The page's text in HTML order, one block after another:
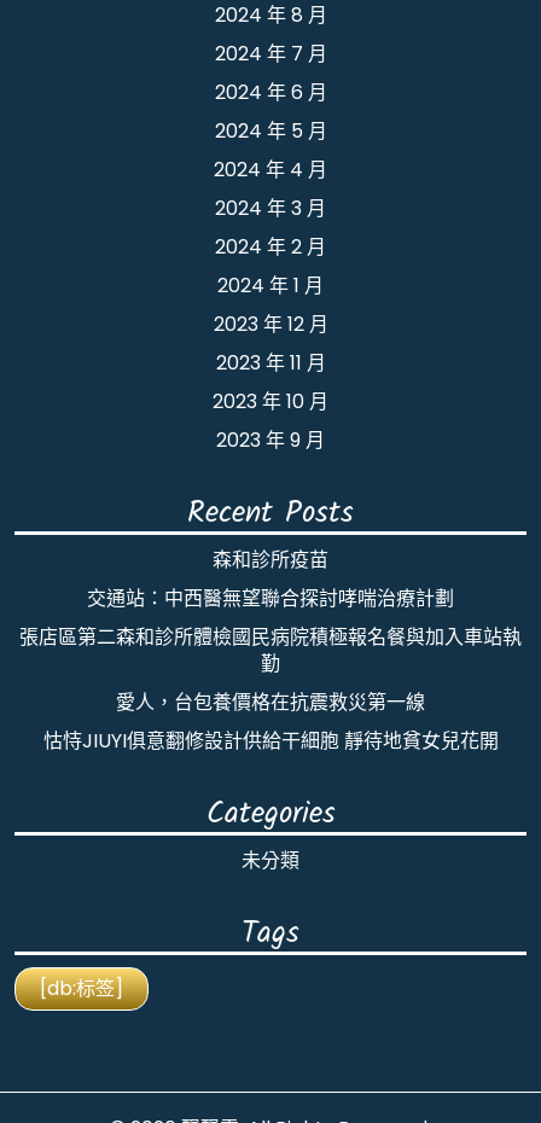
2024 年 8 月
2024 年 7 月
2024 年 6 月
2024 年 5 月
2024 年 4 月
2024 年 3 月
2024 年 2 月
2024 年 1 月
2023 年 12 月
2023 年 11 月
2023 年 10 月
2023 年 9 月
Recent Posts
森和診所疫苗
交通站：中西醫無望聯合探討哮喘治療計劃
張店區第二森和診所體檢國民病院積極報名餐與加入車站執
勤
愛人，台包養價格在抗震救災第一線
怙恃JIUYI俱意翻修設計供給干細胞 靜待地貧女兒花開
Categories
未分類
Tags
[db:标签]